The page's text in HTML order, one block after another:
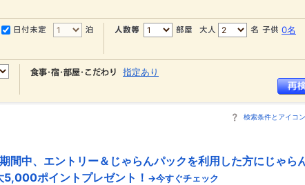
0名
指定あり
検索条件とアイコ
中、エントリー＆じゃらんパックを利用した方にじゃら
5,000ポイントプレゼント！ →今すぐチェック